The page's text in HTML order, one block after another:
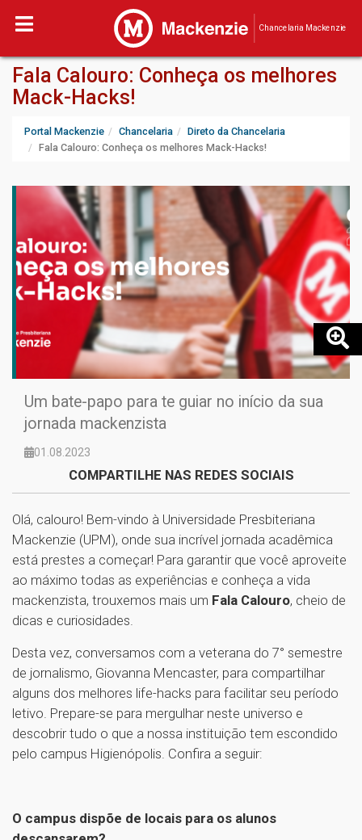
Chancelaria Mackenzie
Fala Calouro: Conheça os melhores
Mack-Hacks!
Portal Mackenzie Chancelaria
Direto da Chancelaria
Fala Calouro: Conheça os melhores Mack-Hacks!
Um bate-papo para te guiar no início da sua
jornada mackenzista
01.08.2023
COMPARTILHE NAS REDES SOCIAIS
Olá, calouro! Bem-vindo à Universidade Presbiteriana
Mackenzie (UPM), onde sua incrível jornada acadêmica
está prestes a começar! Para garantir que você aproveite
ao máximo todas as experiências e conheça a vida
mackenzista, trouxemos mais um Fala Calouro, cheio de
dicas e curiosidades.
Desta vez, conversamos com a veterana do 7° semestre
de jornalismo, Giovanna Mencaster, para compartilhar
alguns dos melhores life-hacks para facilitar seu período
letivo. Prepare-se para mergulhar neste universo e
descobrir tudo o que a nossa instituição tem escondido
pelo campus Higienópolis. Confira a seguir:
O campus dispõe de locais para os alunos